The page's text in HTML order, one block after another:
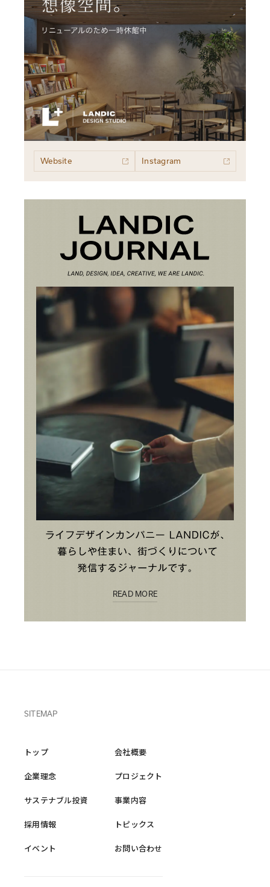
Website Instagram
READ MORE
SITEMAP
トップ 会社概要
企業理念 プロジェクト
サステナブル投資 事業内容
採用情報 トピックス
イベント お問い合わせ